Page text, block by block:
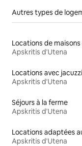
Autres types de
Locations de
Apskritis d'Utena
Locations avec jacuzzi
Apskritis d'Utena
Séjours à la ferme
Apskritis d'Utena
Apskritis d'Utena